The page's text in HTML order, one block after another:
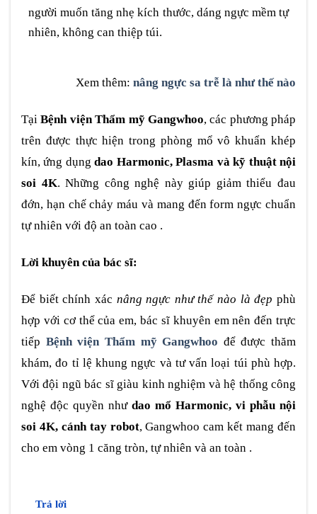
người muốn tăng nhẹ kích thước, dáng ngực mềm tự
nhiên, không can thiệp túi.
Xem thêm: nâng ngực sa trễ là như thế nào
TạiBệnh viện Thẩm mỹ Gangwhoo, các phương pháp
trên được thực hiện trong phòng mổ vô khuẩn khép
kín, ứng dụngdao Harmonic, Plasma và kỹ thuật nội
soi 4K. Những công nghệ này giúp giảm thiểu đau
đớn, hạn chế chảy máu và mang đến form ngực chuẩn
tự nhiên với độ an toàn cao .
Lời khuyên của bác sĩ:
Để biết chính xác nâng ngực như thế nào là đẹp phù
hợp với cơ thể của em, bác sĩ khuyên em nên đến trực
tiếp Bệnh viện Thẩm mỹ Gangwhoo để được thăm
khám, đo tỉ lệ khung ngực và tư vấn loại túi phù hợp.
Với đội ngũ bác sĩ giàu kinh nghiệm và hệ thống công
nghệ độc quyền như dao mổ Harmonic, vi phẫu nội
soi 4K, cánh tay robot, Gangwhoo cam kết mang đến
cho em vòng 1 căng tròn, tự nhiên và an toàn .
Trả lời